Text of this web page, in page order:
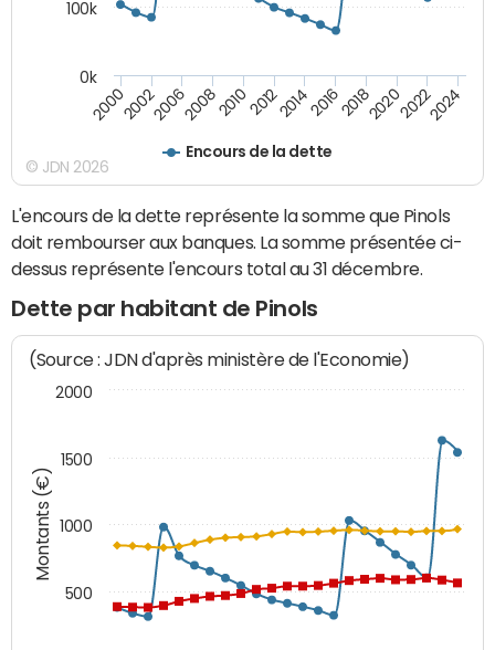
Encours de la dette
200020022006200820102012201420162018202020222024
100k
0k
© JDN 2026
L'encours de la dette représente la somme que Pinols
doit rembourser aux banques. La somme présentée ci-
dessus représente l'encours total au 31 décembre.
Dette par habitant de Pinols
Montants (€)
(Source : JDN d'après ministère de l'Economie)
500
1000
1500
2000